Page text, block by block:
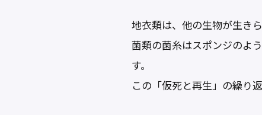
地衣類は、他の生物が生き
菌類の菌糸はスポンジのよ
す。
この「仮死と再生」の繰り